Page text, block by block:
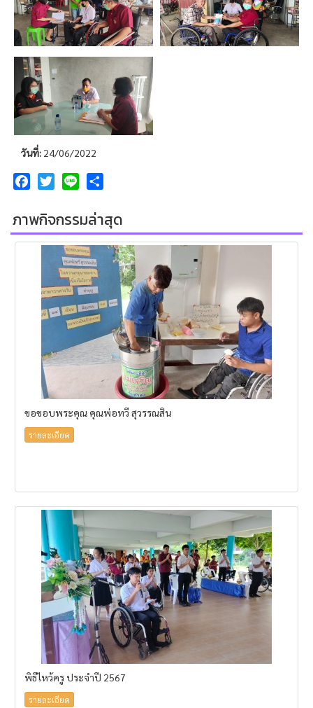
วันที่: 24/06/2022
FacebookTwitterLine
ภาพกิจกรรมล่าสุด
ขอขอบพระคุณ คุณพ่อทวี สุวรรณสิน
รายละเอียด
พิธีไหว้ครู ประจำปี 2567
รายละเอียด